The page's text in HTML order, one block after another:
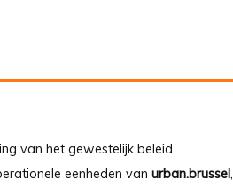
van het gewestelijk beleid
eenheden van urban.brussel,